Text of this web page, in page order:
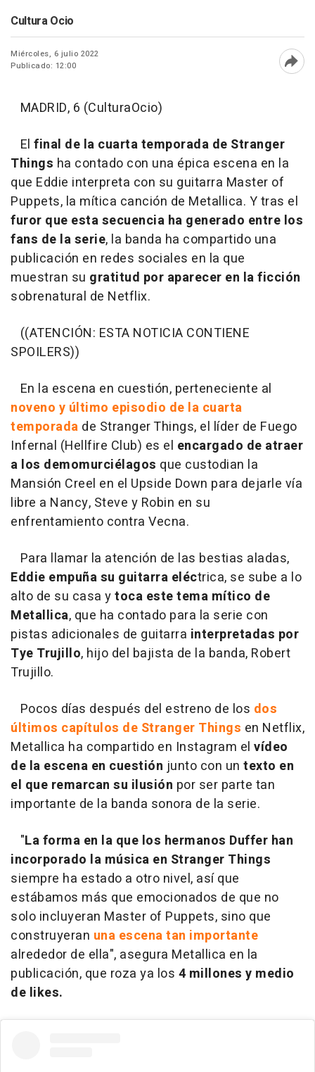
Cultura Ocio
Miércoles, 6 julio 2022
Publicado: 12:00
MADRID, 6 (CulturaOcio)
El final de la cuarta temporada de Stranger
Things ha contado con una épica escena en la
que Eddie interpreta con su guitarra Master of
Puppets, la mítica canción de Metallica. Y tras el
furor que esta secuencia ha generado entre los
fans de la serie, la banda ha compartido una
publicación en redes sociales en la que
muestran su gratitud por aparecer en la ficción
sobrenatural de Netflix.
((ATENCIÓN: ESTA NOTICIA CONTIENE
SPOILERS))
En la escena en cuestión, perteneciente al
noveno y último episodio de la cuarta
temporada de Stranger Things, el líder de Fuego
Infernal (Hellfire Club) es el encargado de atraer
a los demomurciélagos que custodian la
Mansión Creel en el Upside Down para dejarle vía
libre a Nancy, Steve y Robin en su
enfrentamiento contra Vecna.
Para llamar la atención de las bestias aladas,
Eddie empuña su guitarra eléctrica, se sube a lo
alto de su casa ytoca este tema mítico de
Metallica, que ha contado para la serie con
pistas adicionales de guitarra interpretadas por
Tye Trujillo, hijo del bajista de la banda, Robert
Trujillo.
Pocos días después del estreno de los dos
últimos capítulos de Stranger Things en Netflix,
Metallica ha compartido en Instagram el vídeo
de la escena en cuestión junto con un texto en
el que remarcan su ilusión por ser parte tan
importante de la banda sonora de la serie.
"La forma en la que los hermanos Duffer han
incorporado la música en Stranger Things
siempre ha estado a otro nivel, así que
estábamos más que emocionados de que no
solo incluyeran Master of Puppets, sino que
construyeran una escena tan importante
alrededor de ella", asegura Metallica en la
publicación, que roza ya los 4 millones y medio
de likes.